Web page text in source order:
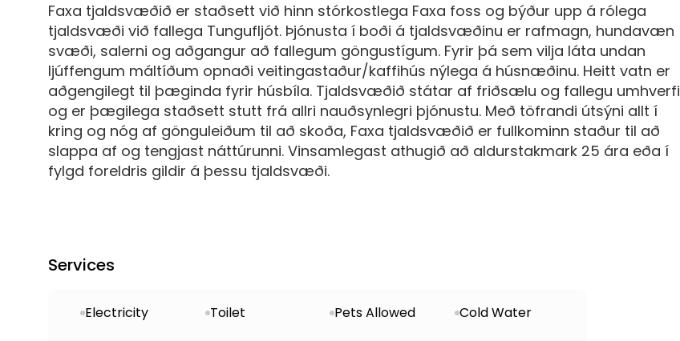
Faxa tjaldsvæðið er staðsett við hinn stórkostlega Faxa foss og býður upp á rólega
tjaldsvæði við fallega Tungufljót. Þjónusta í boði á tjaldsvæðinu er rafmagn, hundavæn
svæði, salerni og aðgangur að fallegum göngustígum. Fyrir þá sem vilja láta undan
ljúffengum máltíðum opnaði veitingastaður/kaffihús nýlega á húsnæðinu. Heitt vatn er
aðgengilegt til þæginda fyrir húsbíla. Tjaldsvæðið státar af friðsælu og fallegu umhverfi
og er þægilega staðsett stutt frá allri nauðsynlegri þjónustu. Með töfrandi útsýni allt í
kring og nóg af gönguleiðum til að skoða, Faxa tjaldsvæðið er fullkominn staður til að
slappa af og tengjast náttúrunni. Vinsamlegast athugið að aldurstakmark 25 ára eða í
fylgd foreldris gildir á þessu tjaldsvæði.
Services
Electricity Toilet Pets Allowed Cold Water